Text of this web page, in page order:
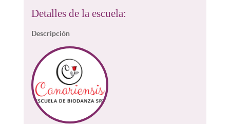
Detalles de la escuela:
Descripción